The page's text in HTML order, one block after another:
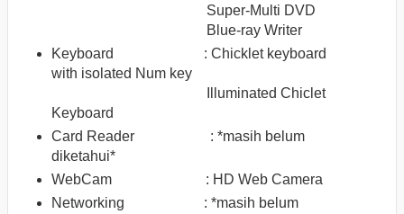
Super-Multi DVD
Blue-ray Writer
Keyboard : Chicklet keyboard
with isolated Num key
Illuminated Chiclet
Keyboard
Card Reader : *masih belum
diketahui*
WebCam : HD Web Camera
Networking : *masih belum